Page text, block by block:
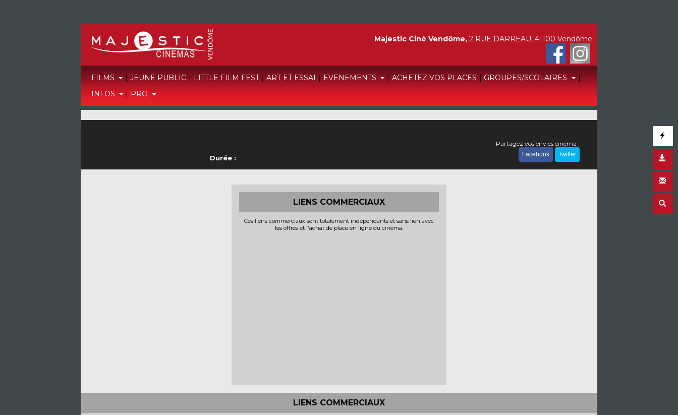
FILMS | JEUNE PUBLIC | LITTLE FILM FEST | ART ET ESSAI | EVENEMENTS | ACHETEZ VOS PLACES | GROUPES/SCOLAIRES
|
INFOS
| PRO
Majestic Ciné Vendôme, 2 RUE DARREAU, 41100 Vendôme
Durée :
Partagez vos envies cinéma :
Facebook Twitter
LIENS COMMERCIAUX
Ces liens commerciaux sont totalement indépendants et sans lien avec
les offres et l'achat de place en ligne du cinéma.
LIENS COMMERCIAUX